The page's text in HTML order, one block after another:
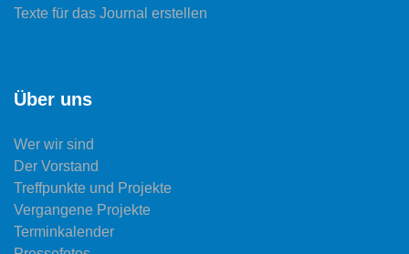
Texte für das Journal erstellen
Über uns
Wer wir sind
Der Vorstand
Treffpunkte und Projekte
Vergangene Projekte
Terminkalender